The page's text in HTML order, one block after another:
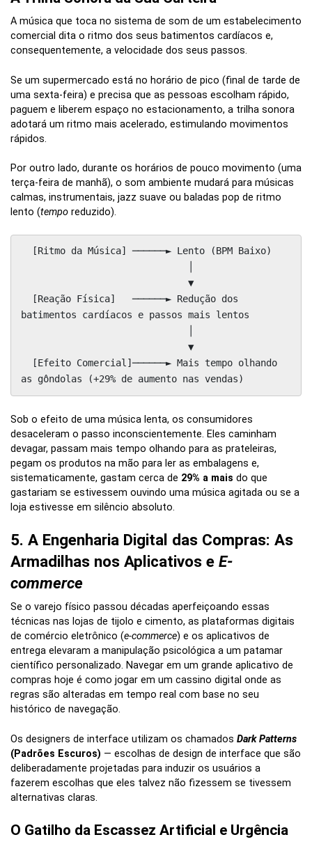
A música que toca no sistema de som de um estabelecimento
comercial dita o ritmo dos seus batimentos cardíacos e,
consequentemente, a velocidade dos seus passos.
Se um supermercado está no horário de pico (final de tarde de
uma sexta-feira) e precisa que as pessoas escolham rápido,
paguem e liberem espaço no estacionamento, a trilha sonora
adotará um ritmo mais acelerado, estimulando movimentos
rápidos.
Por outro lado, durante os horários de pouco movimento (uma
terça-feira de manhã), o som ambiente mudará para músicas
calmas, instrumentais, jazz suave ou baladas pop de ritmo
lento (tempo reduzido).
                              ▼
batimentos cardíacos e passos mais lentos
                              ▼
Sob o efeito de uma música lenta, os consumidores
desaceleram o passo inconscientemente. Eles caminham
devagar, passam mais tempo olhando para as prateleiras,
pegam os produtos na mão para ler as embalagens e,
sistematicamente, gastam cerca de 29% a mais do que
gastariam se estivessem ouvindo uma música agitada ou se a
loja estivesse em silêncio absoluto.
5. A Engenharia Digital das Compras: As
Armadilhas nos Aplicativos e E-
commerce
Se o varejo físico passou décadas aperfeiçoando essas
técnicas nas lojas de tijolo e cimento, as plataformas digitais
de comércio eletrônico (e-commerce) e os aplicativos de
entrega elevaram a manipulação psicológica a um patamar
científico personalizado. Navegar em um grande aplicativo de
compras hoje é como jogar em um cassino digital onde as
regras são alteradas em tempo real com base no seu
histórico de navegação.
Os designers de interface utilizam os chamados Dark Patterns
(Padrões Escuros) — escolhas de design de interface que são
deliberadamente projetadas para induzir os usuários a
fazerem escolhas que eles talvez não fizessem se tivessem
alternativas claras.
O Gatilho da Escassez Artificial e Urgência